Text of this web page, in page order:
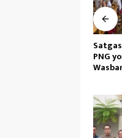
Bakti